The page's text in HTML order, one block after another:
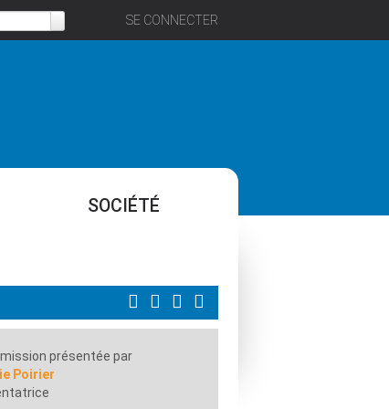
SE CONNECTER
SOCIÉTÉ
présentée par
Poirier